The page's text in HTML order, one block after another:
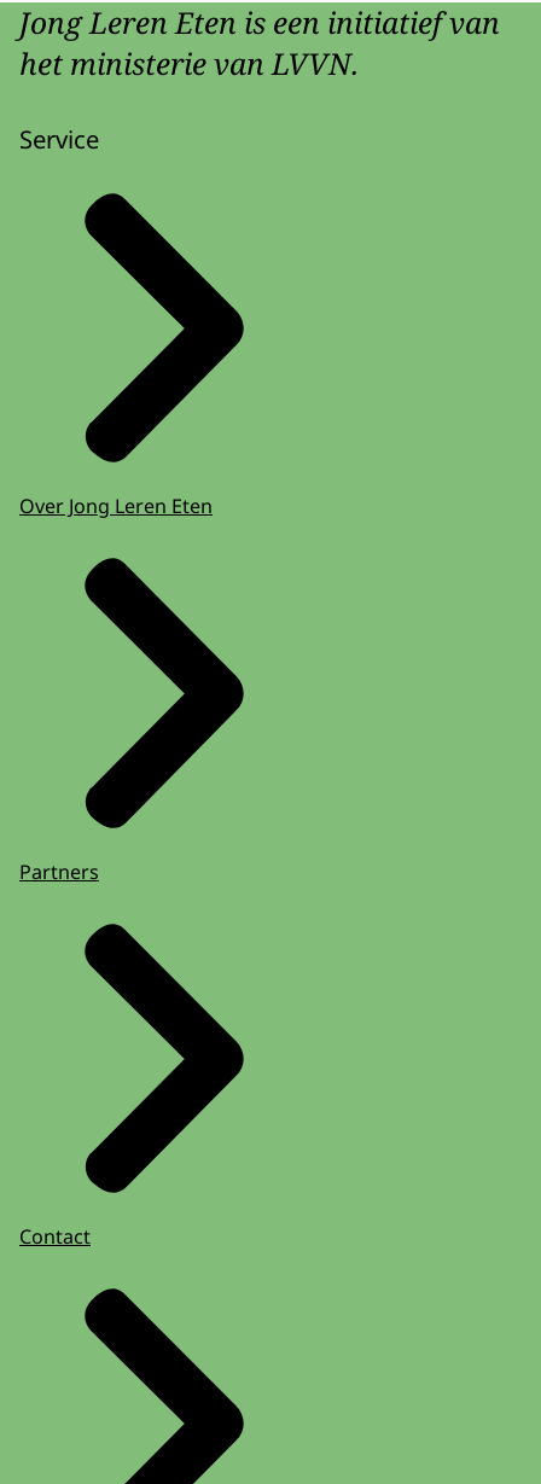
Jong Leren Eten is een initiatief van
het ministerie van LVVN.
Service
Over Jong Leren Eten
Partners
Contact